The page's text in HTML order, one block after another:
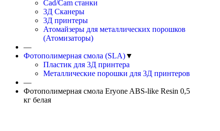
Cad/Cam станки
3Д Сканеры
3Д принтеры
Атомайзеры для металлических порошков
(Атомизаторы)
—
Фотополимерная смола (SLA)▼
Пластик для 3Д принтера
Металлические порошки для 3Д принтеров
—
Фотополимерная смола Eryone ABS-like Resin 0,5
кг белая